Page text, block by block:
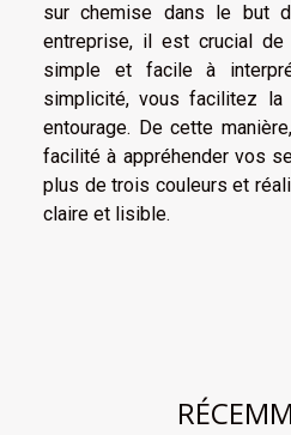
sur chemise dans le but
entreprise, il est crucial
simple et facile à
simplicité, vous facilitez la
entourage. De cette
facilité à appréhender vos
plus de trois couleurs et
claire et lisible.